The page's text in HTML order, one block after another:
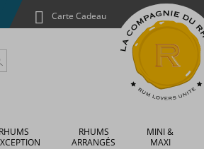
Carte Cadeau
RHUMS
RHUMS
ARRANGÉS
MINI &
MAXI